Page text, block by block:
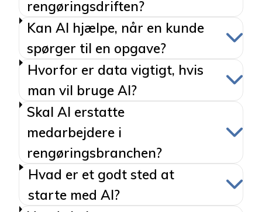
rengøringsdriften?
Kan AI hjælpe, når en kunde
spørger til en opgave?
Hvorfor er data vigtigt, hvis
man vil bruge AI?
Skal AI erstatte
medarbejdere i
rengøringsbranchen?
Hvad er et godt sted at
starte med AI?